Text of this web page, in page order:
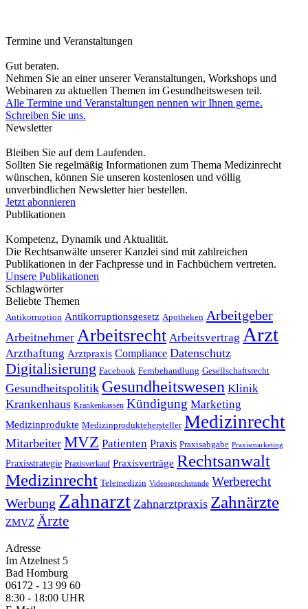
Termine und Veranstaltungen
Gut beraten.
Nehmen Sie an einer unserer Veranstaltungen, Workshops und
Webinaren zu aktuellen Themen im Gesundheitswesen teil.
Alle Termine und Veranstaltungen nennen wir Ihnen gerne.
Schreiben Sie uns.
Newsletter
Bleiben Sie auf dem Laufenden.
Sollten Sie regelmäßig Informationen zum Thema Medizinrecht
wünschen, können Sie unseren kostenlosen und völlig
unverbindlichen Newsletter hier bestellen.
Jetzt abonnieren
Publikationen
Kompetenz, Dynamik und Aktualität.
Die Rechtsanwälte unserer Kanzlei sind mit zahlreichen
Publikationen in der Fachpresse und in Fachbüchern vertreten.
Unsere Publikationen
Schlagwörter
Beliebte Themen
Antikorruption Antikorruptionsgesetz Apotheken Arbeitgeber
Arbeitnehmer Arbeitsrecht Arbeitsvertrag Arzt
Arzthaftung Arztpraxis Compliance Datenschutz
Digitalisierung Facebook Fernbehandlung Gesellschaftsrecht
Gesundheitspolitik Gesundheitswesen Klinik
Krankenhaus Krankenkassen Kündigung Marketing
Medizinprodukte Medizinproduktehersteller Medizinrecht
Mitarbeiter MVZ Patienten Praxis Praxisabgabe Praxismarketing
Praxisstrategie Praxisverkauf Praxisverträge Rechtsanwalt
Medizinrecht Telemedizin Videosprechstunde Werberecht
Werbung Zahnarzt Zahnarztpraxis Zahnärzte
ZMVZ Ärzte
Adresse
Im Atzelnest 5
Bad Homburg
06172 - 13 99 60
8:30 - 18:00 UHR